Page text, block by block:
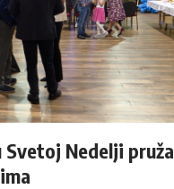
Svetoj Nedelji pruža